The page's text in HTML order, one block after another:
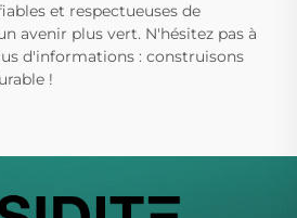
et respectueuses de
avenir plus vert. N'hésitez pas à
d'informations : construisons
!